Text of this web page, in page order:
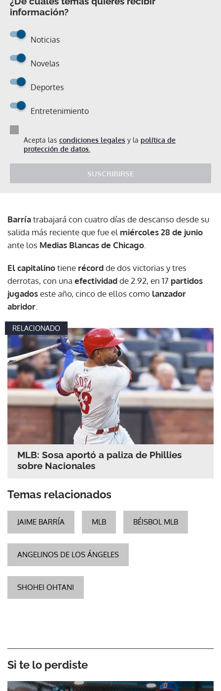
información?
Noticias
Novelas
Deportes
Entretenimiento
Acepta las condiciones legales y la política de
protección de datos.
SUSCRIBIRSE
Barríatrabajará con cuatro días de descanso desde su
salida más reciente que fue el miércoles 28 de junio
ante los Medias Blancas de Chicago
El capitalinotiene récordde dos victorias y tres
derrotas, con una efectividadde 2.92, en 17 partidos
jugadoseste año, cinco de ellos como lanzador
abridor
RELACIONADO
MLB: Sosa aportó a paliza de Phillies
sobre Nacionales
Temas relacionados
JAIME BARRÍA MLB BÉISBOL MLB
ANGELINOS DE LOS ÁNGELES
SHOHEI OHTANI
Si te lo perdiste